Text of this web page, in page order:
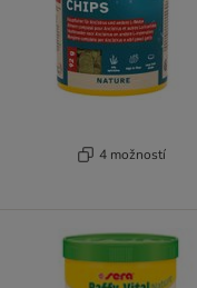
4 možností